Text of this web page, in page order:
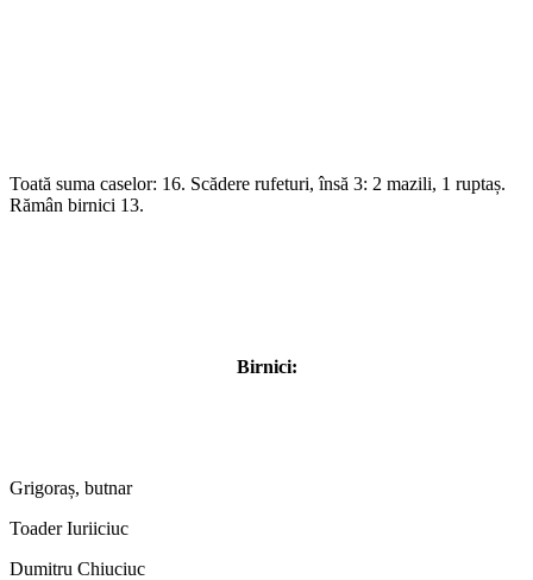
Toată suma caselor: 16. Scădere rufeturi, însă 3: 2 mazili, 1 ruptaș.
Rămân birnici 13.
Birnici:
Grigoraș, butnar
Toader Iuriiciuc
Dumitru Chiuciuc